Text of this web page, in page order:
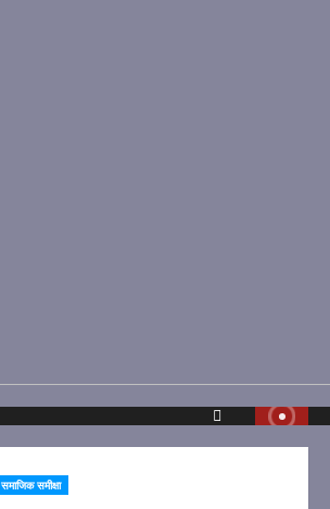
समाजिक समीक्षा